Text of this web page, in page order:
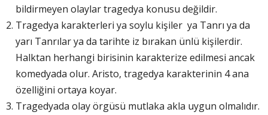
bildirmeyen olaylar tragedya konusu değildir.
Tragedya karakterleri ya soylu kişiler ya Tanrı ya da
yarı Tanrılar ya da tarihte iz bırakan ünlü kişilerdir.
Halktan herhangi birisinin karakterize edilmesi ancak
komedyada olur. Aristo, tragedya karakterinin 4 ana
özelliğini ortaya koyar.
Tragedyada olay örgüsü mutlaka akla uygun olmalıdır.